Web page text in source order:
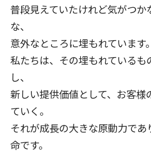
普段見えていたけれど気がつか
な、
意外なところに埋もれています。
私たちは、その埋もれているも
し、
新しい提供価値として、お客様
ていく。
それが成長の大きな原動力であ
命です。